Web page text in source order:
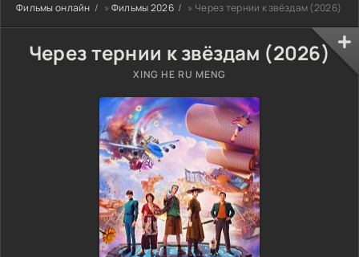
Фильмы онлайн » Фильмы 2026 » Через тернии к звёздам (2026)
Через тернии к звёздам (2026)
XING HE RU MENG